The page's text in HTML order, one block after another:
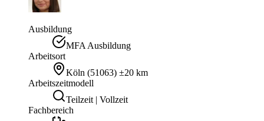
Ausbildung
MFA Ausbildung
Arbeitsort
Köln (51063) ±20 km
Arbeitszeitmodell
Teilzeit | Vollzeit
Fachbereich